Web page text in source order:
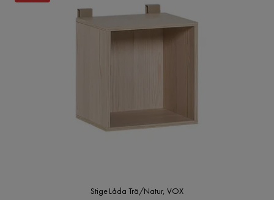
Stige Låda Trä/Natur, VOX